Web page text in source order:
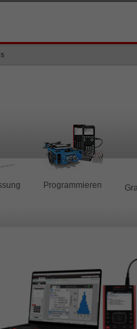
Programmieren